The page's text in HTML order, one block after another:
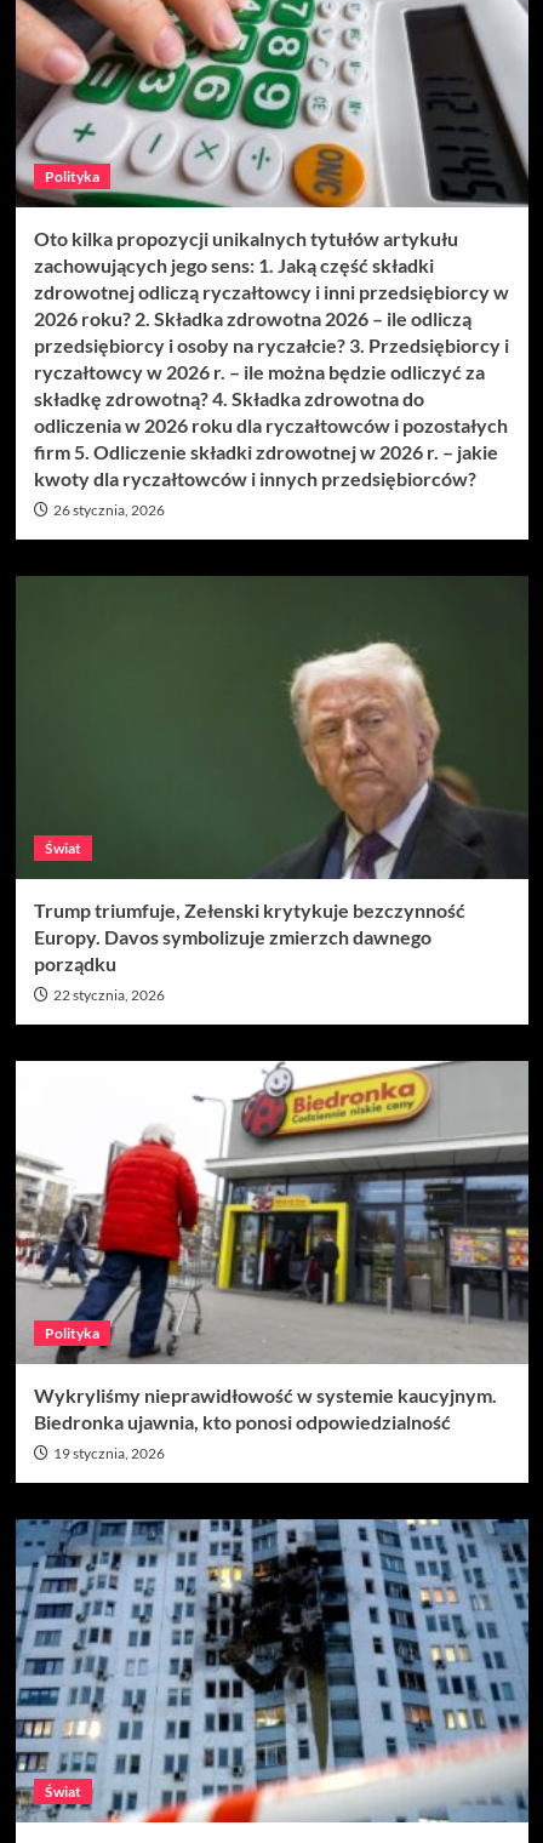
Polityka
Oto kilka propozycji unikalnych tytułów artykułu
zachowujących jego sens: 1. Jaką część składki
zdrowotnej odliczą ryczałtowcy i inni przedsiębiorcy w
2026 roku? 2. Składka zdrowotna 2026 – ile odliczą
przedsiębiorcy i osoby na ryczałcie? 3. Przedsiębiorcy i
ryczałtowcy w 2026 r. – ile można będzie odliczyć za
składkę zdrowotną? 4. Składka zdrowotna do
odliczenia w 2026 roku dla ryczałtowców i pozostałych
firm 5. Odliczenie składki zdrowotnej w 2026 r. – jakie
kwoty dla ryczałtowców i innych przedsiębiorców?
26 stycznia, 2026
Świat
Trump triumfuje, Zełenski krytykuje bezczynność
Europy. Davos symbolizuje zmierzch dawnego
porządku
22 stycznia, 2026
Polityka
Wykryliśmy nieprawidłowość w systemie kaucyjnym.
Biedronka ujawnia, kto ponosi odpowiedzialność
19 stycznia, 2026
Świat